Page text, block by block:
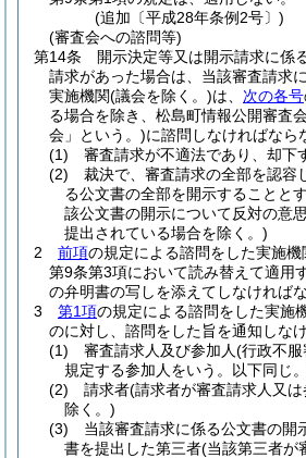
(追加〔平成28年条例2号〕)
(審査会への諮問等)
第14条
開示決定等又は開示請求に係
請求があった場合は、当該審査請求
実施機関(議会を除く。)は、 次の各号
る場合を除き、松島町情報公開審査
会」という。)に諮問しなければなら
(1)
審査請求が不適法であり、却下
(2)
裁決で、審査請求の全部を認容
る公文書の全部を開示することと
該公文書の開示について反対の意
提出されている場合を除く。)
2
前項の規定による諮問をした実施
第9条第3項において読み替えて適用
の弁明書の写しを添えてしなければな
3
第1項の規定による諮問をした実施
のに対し、諮問をした旨を通知しな
(1)
審査請求人及び参加人(行政不
規定する参加人をいう。以下同じ
(2)
請求者(請求者が審査請求人又
除く。)
(3)
当該審査請求に係る公文書の開
書を提出した第三者(当該第三者が